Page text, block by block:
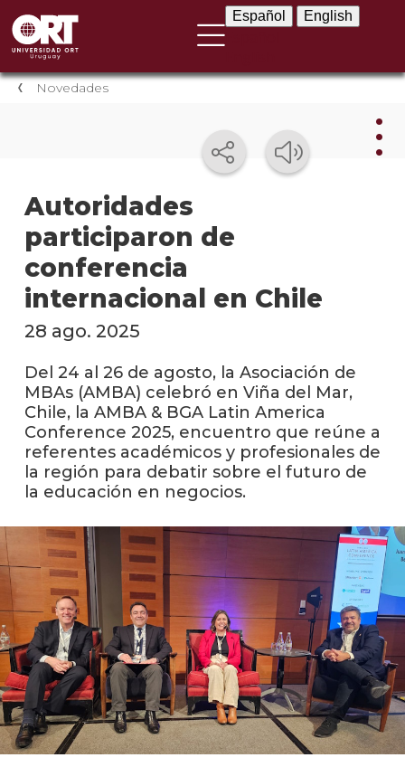
Español English
Novedades
Autoridades
participaron de
conferencia
internacional en Chile
La
en
Blog
28 ago. 2025
Del 24 al 26 de agosto, la Asociación de
MBAs (AMBA) celebró en Viña del Mar,
Chile, la AMBA & BGA Latin America
Conference 2025, encuentro que reúne a
referentes académicos y profesionales de
la región para debatir sobre el futuro de
la educación en negocios.